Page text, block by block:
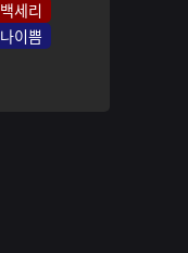
백세리
나이쁨